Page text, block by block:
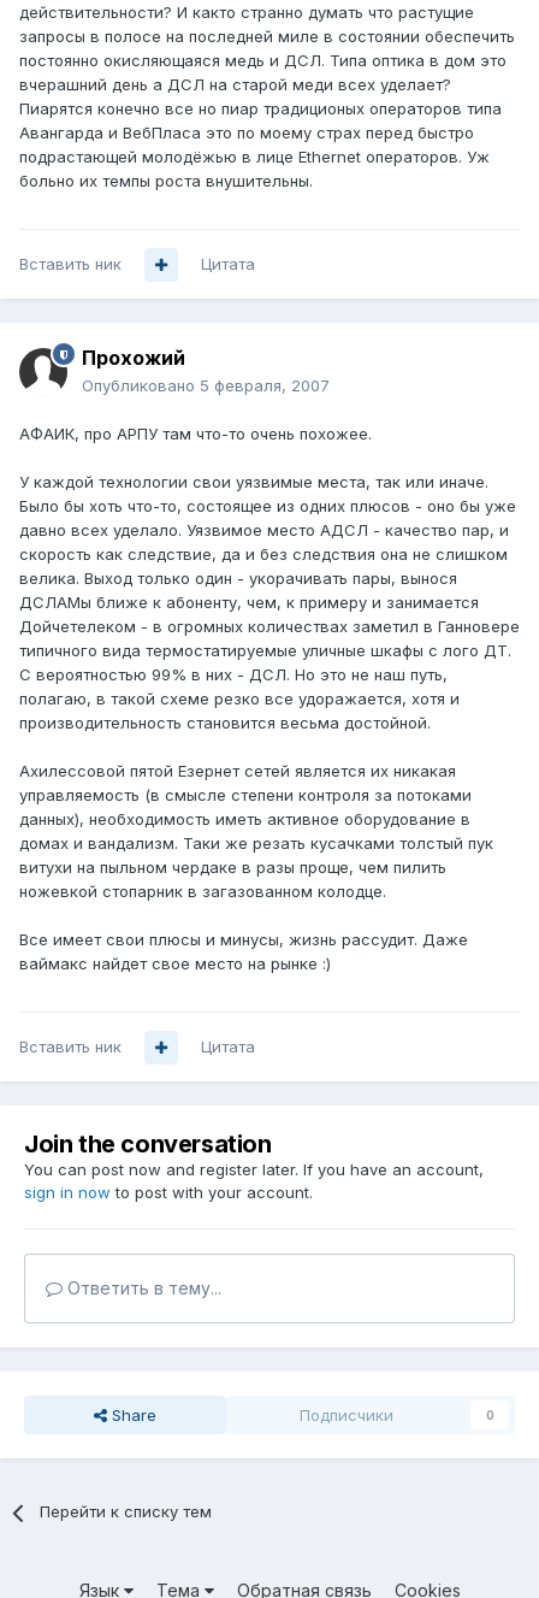
действительности? И както странно думать что растущие
запросы в полосе на последней миле в состоянии обеспечить
постоянно окисляющаяся медь и ДСЛ. Типа оптика в дом это
вчерашний день а ДСЛ на старой меди всех уделает?
Пиарятся конечно все но пиар традиционых операторов типа
Авангарда и ВебПласа это по моему страх перед быстро
подрастающей молодёжью в лице Ethernet операторов. Уж
больно их темпы роста внушительны.
Вставить ник Цитата
Прохожий
Опубликовано 5 февраля, 2007
АФАИК, про АРПУ там что-то очень похожее.
У каждой технологии свои уязвимые места, так или иначе.
Было бы хоть что-то, состоящее из одних плюсов - оно бы уже
давно всех уделало. Уязвимое место АДСЛ - качество пар, и
скорость как следствие, да и без следствия она не слишком
велика. Выход только один - укорачивать пары, вынося
ДСЛАМы ближе к абоненту, чем, к примеру и занимается
Дойчетелеком - в огромных количествах заметил в Ганновере
типичного вида термостатируемые уличные шкафы с лого ДТ.
С вероятностью 99% в них - ДСЛ. Но это не наш путь,
полагаю, в такой схеме резко все удоражается, хотя и
производительность становится весьма достойной.
Ахилессовой пятой Езернет сетей является их никакая
управляемость (в смысле степени контроля за потоками
данных), необходимость иметь активное оборудование в
домах и вандализм. Таки же резать кусачками толстый пук
витухи на пыльном чердаке в разы проще, чем пилить
ножевкой стопарник в загазованном колодце.
Все имеет свои плюсы и минусы, жизнь рассудит. Даже
ваймакс найдет свое место на рынке :)
Вставить ник Цитата
Join the conversation
You can post now and register later. If you have an account,
sign in now to post with your account.
Ответить в тему...
Share Подписчики 0
Перейти к списку тем
Язык Тема Обратная связь Cookies